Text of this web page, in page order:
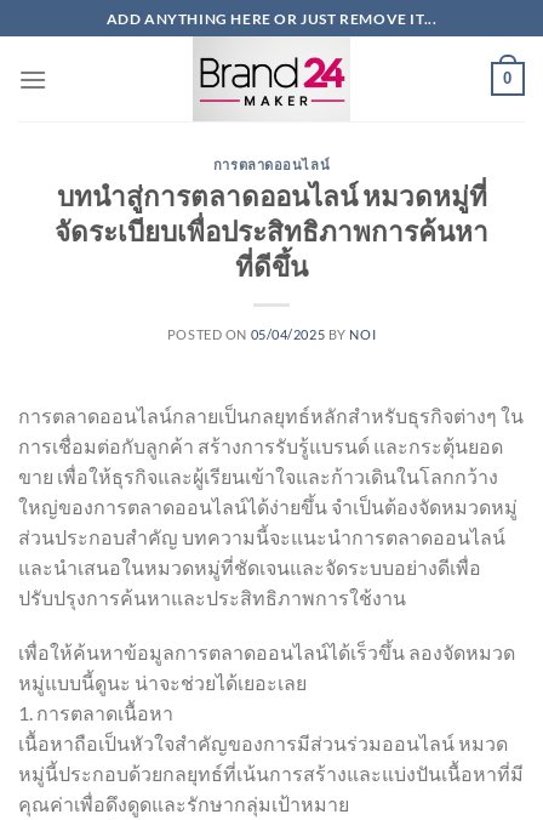
ไป
ADD ANYTHING HERE OR JUST REMOVE IT...
0
การตลาดออนไลน์
บทนำสู่การตลาดออนไลน์ หมวดหมู่ที่
จัดระเบียบเพื่อประสิทธิภาพการค้นหา
ที่ดีขึ้น
POSTED ON 05/04/2025 BY NOI
การตลาดออนไลน์กลายเป็นกลยุทธ์หลักสำหรับธุรกิจต่างๆ ใน
การเชื่อมต่อกับลูกค้า สร้างการรับรู้แบรนด์ และกระตุ้นยอด
ขาย เพื่อให้ธุรกิจและผู้เรียนเข้าใจและก้าวเดินในโลกกว้าง
ใหญ่ของการตลาดออนไลน์ได้ง่ายขึ้น จำเป็นต้องจัดหมวดหมู่
ส่วนประกอบสำคัญ บทความนี้จะแนะนำการตลาดออนไลน์
และนำเสนอในหมวดหมู่ที่ชัดเจนและจัดระบบอย่างดีเพื่อ
ปรับปรุงการค้นหาและประสิทธิภาพการใช้งาน
เพื่อให้ค้นหาข้อมูลการตลาดออนไลน์ได้เร็วขึ้น ลองจัดหมวด
หมู่แบบนี้ดูนะ น่าจะช่วยได้เยอะเลย
1. การตลาดเนื้อหา
เนื้อหาถือเป็นหัวใจสำคัญของการมีส่วนร่วมออนไลน์ หมวด
หมู่นี้ประกอบด้วยกลยุทธ์ที่เน้นการสร้างและแบ่งปันเนื้อหาที่มี
คุณค่าเพื่อดึงดูดและรักษากลุ่มเป้าหมาย